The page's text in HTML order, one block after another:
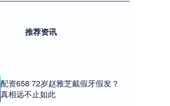
推荐资讯
配资658 72岁赵雅芝戴假牙假发？
真相远不止如此